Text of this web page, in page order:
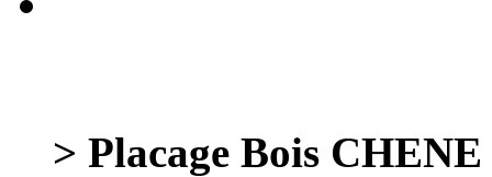
> Placage Bois